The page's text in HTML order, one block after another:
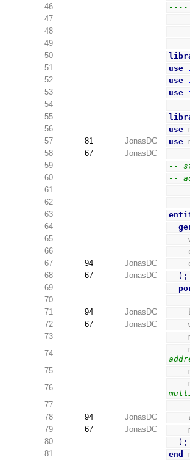
46
----
47
48
49
50
51
use
52
use
53
use
54
55
56
use
57
81 JonasDC use
58
67
JonasDC
59
--
60
--
61
--
62
--
63
64
65
66
67
94 JonasDC
68
67 JonasDC ) ;
69
70
71
94 JonasDC
72
67 JonasDC
73
74
75
76
77
78
94 JonasDC
79
67 JonasDC
80
) ;
81
end